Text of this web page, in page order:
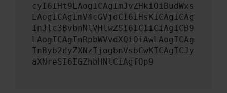
cyI6IHt9LAogICAgImJvZHkiOiBudWxs
LAogICAgImV4cGVjdCI6IHsKICAgICAg
InJlc3BvbnNlVHlwZSI6ICIiCiAgICB9
LAogICAgInRpbWVvdXQiOiAwLAogICAg
InByb2dyZXNzIjogbnVsbCwKICAgICJy
aXNreSI6IGZhbHNlCiAgfQp9